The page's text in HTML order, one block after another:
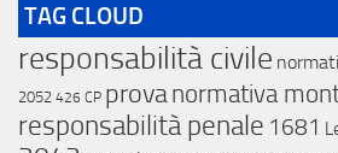
TAG CLOUD
responsabilità civile
2052 426 CP provanormativa
responsabilità penale 1681